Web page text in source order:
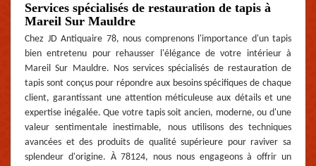
Services spécialisés de restauration de tapis à
Mareil Sur Mauldre
Chez JD Antiquaire 78, nous comprenons l'importance d'un tapis
bien entretenu pour rehausser l'élégance de votre intérieur à
Mareil Sur Mauldre. Nos services spécialisés de restauration de
tapis sont conçus pour répondre aux besoins spécifiques de chaque
client, garantissant une attention méticuleuse aux détails et une
expertise inégalée. Que votre tapis soit ancien, moderne, ou d'une
valeur sentimentale inestimable, nous utilisons des techniques
avancées et des produits de qualité supérieure pour raviver sa
splendeur d'origine. À 78124, nous nous engageons à offrir un